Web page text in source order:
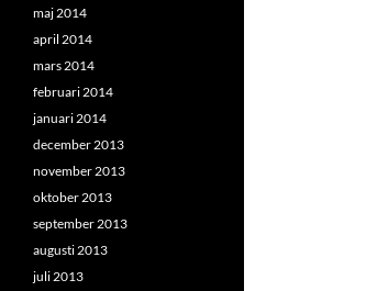
maj 2014
april 2014
mars 2014
februari 2014
januari 2014
december 2013
november 2013
oktober 2013
september 2013
augusti 2013
juli 2013